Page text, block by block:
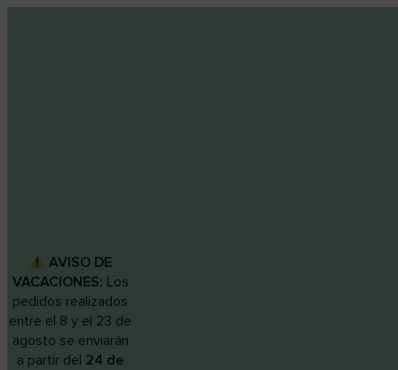
AVISO DE
VACACIONES: Los
pedidos realizados
entre el 8 y el 23 de
agosto se enviarán
a partir del 24 de